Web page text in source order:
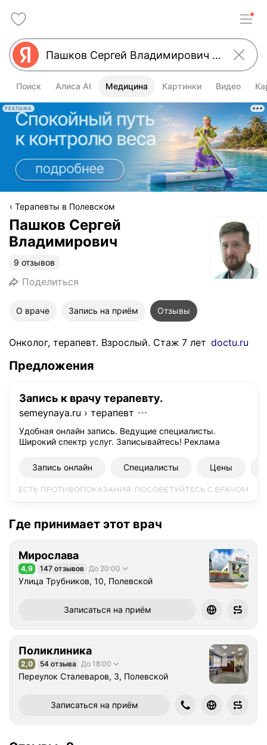
Поиск Алиса AI Медицина Картинки Видео
РЕКЛАМА
Терапевты в Полевском
Пашков Сергей
Владимирович
9 отзывов
Поделиться
О враче Запись на приём Отзывы
Онколог, терапевт. Взрослый. Стаж 7 лет doctu.ru
Предложения
Запись к врачу терапевту.
semeynaya.ru › терапевт
Удобная онлайн запись. Ведущие специалисты.
Широкий спектр услуг. Записывайтесь! Реклама
Запись онлайн Специалисты Цены
Где принимает этот врач
Мирослава
Рейтинг 4,9 из 5
4,9 147 отзывов До 20:00
Улица Трубников, 10, Полевской
Записаться на приём
Поликлиника
Рейтинг 2,0 из 5
2,0 54 отзыва До 18:00
Переулок Сталеваров, 3, Полевской
Записаться на приём